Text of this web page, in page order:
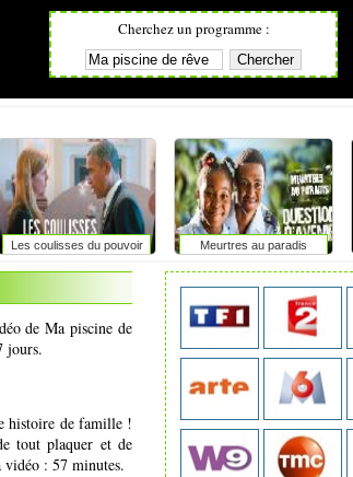
Cherchez un programme :
Les coulisses du pouvoir Meurtres au paradis
de Ma piscine de
jours.
histoire de famille !
tout plaquer et de
vidéo : 57 minutes.